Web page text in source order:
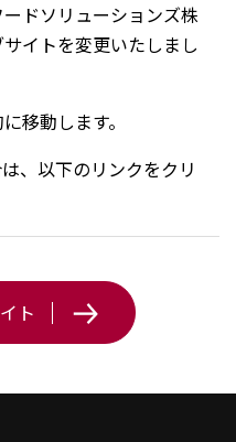
ドソリューションズ株
イトを変更いたしまし
移動します。
、以下のリンクをクリ
ト